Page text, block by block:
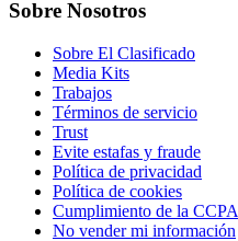
Sobre Nosotros
Sobre El Clasificado
Media Kits
Trabajos
Términos de servicio
Trust
Evite estafas y fraude
Política de privacidad
Política de cookies
Cumplimiento de la CCPA
No vender mi información